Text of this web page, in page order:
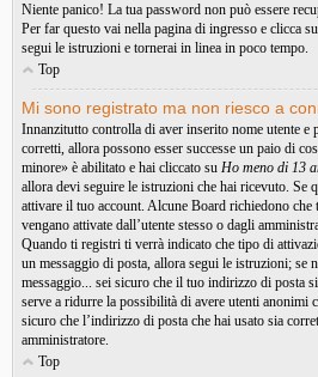
Niente panico! La tua password non può essere
Per far questo vai nella pagina di ingresso e clicca su
segui le istruzioni e tornerai in linea in poco tempo.
Top
Mi sono registrato ma non riesco a
Innanzitutto controlla di aver inserito nome utente e
corretti, allora possono esser successe un paio di
minore» è abilitato e hai cliccato su Ho meno di 13
allora devi seguire le istruzioni che hai ricevuto. Se
attivare il tuo account. Alcune Board richiedono che
vengano attivate dall’utente stesso o dagli
Quando ti registri ti verrà indicato che tipo di
un messaggio di posta, allora segui le istruzioni; se
messaggio... sei sicuro che il tuo indirizzo di posta
serve a ridurre la possibilità di avere utenti anonimi
sicuro che l’indirizzo di posta che hai usato sia
amministratore.
Top